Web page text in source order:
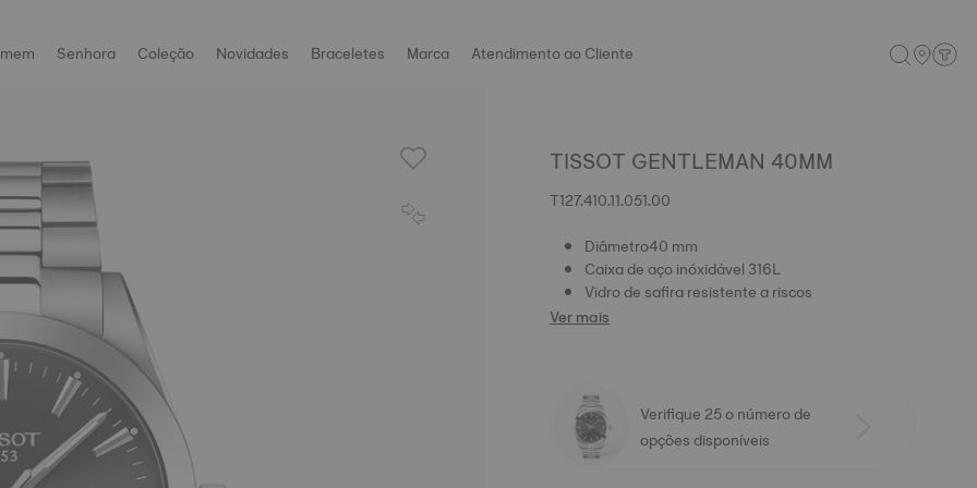
Senhora Coleção Novidades Braceletes Marca Atendimento ao Cliente
TISSOT GENTLEMAN 40MM
T127.410.11.051.00
Diâmetro40 mm
Caixa de aço inóxidável 316L
Vidro de safira resistente a riscos
Ver mais
Verifique 25 o número de
opções disponíveis